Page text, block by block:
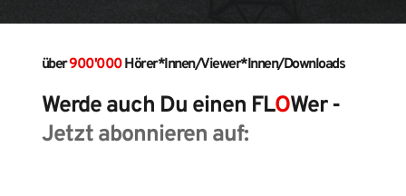
über 900'000 Hörer*Innen/Viewer*Innen/Downloads
Werde auch Du einen FLO
Wer -
Jetzt abonnieren auf: